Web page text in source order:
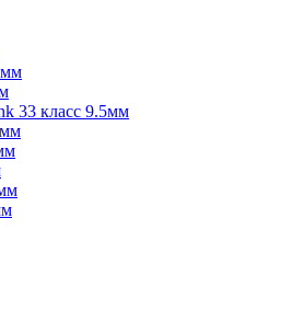
33 класс 9.5мм